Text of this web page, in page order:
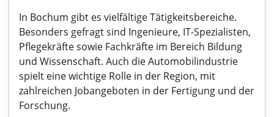
In Bochum gibt es vielfältige Tätigkeitsbereiche.
Besonders gefragt sind Ingenieure, IT-Spezialisten,
Pflegekräfte sowie Fachkräfte im Bereich Bildung
und Wissenschaft. Auch die Automobilindustrie
spielt eine wichtige Rolle in der Region, mit
zahlreichen Jobangeboten in der Fertigung und der
Forschung.